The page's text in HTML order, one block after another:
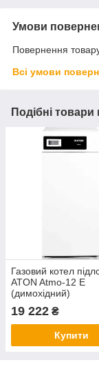
Умови
Повернення
Всі умови
Подібні товари
Газовий котел
ATON Atmo-12 E
(димохідний)
19 222 ₴
Купити